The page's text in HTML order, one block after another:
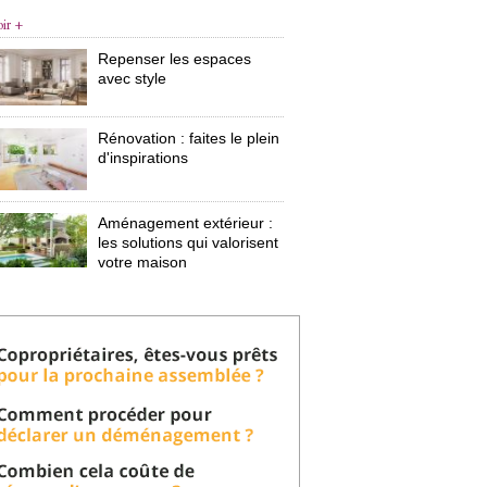
+
Repenser les espaces
avec style
Rénovation : faites le plein
d'inspirations
Aménagement extérieur :
les solutions qui valorisent
votre maison